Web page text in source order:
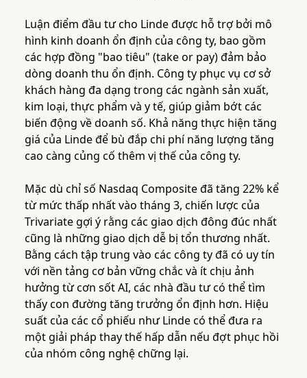
Luận điểm đầu tư cho Linde được hỗ trợ bởi mô
hình kinh doanh ổn định của công ty, bao gồm
các hợp đồng "bao tiêu" (take or pay) đảm bảo
dòng doanh thu ổn định. Công ty phục vụ cơ sở
khách hàng đa dạng trong các ngành sản xuất,
kim loại, thực phẩm và y tế, giúp giảm bớt các
biến động về doanh số. Khả năng thực hiện tăng
giá của Linde để bù đắp chi phí năng lượng tăng
cao càng củng cố thêm vị thế của công ty.
Mặc dù chỉ số Nasdaq Composite đã tăng 22% kể
từ mức thấp nhất vào tháng 3, chiến lược của
Trivariate gợi ý rằng các giao dịch đông đúc nhất
cũng là những giao dịch dễ bị tổn thương nhất.
Bằng cách tập trung vào các công ty đã có uy tín
với nền tảng cơ bản vững chắc và ít chịu ảnh
hưởng từ cơn sốt AI, các nhà đầu tư có thể tìm
thấy con đường tăng trưởng ổn định hơn. Hiệu
suất của các cổ phiếu như Linde có thể đưa ra
một giải pháp thay thế hấp dẫn nếu đợt phục hồi
của nhóm công nghệ chững lại.